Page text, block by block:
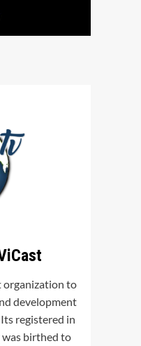
organization to
development
registered in
was birthed to